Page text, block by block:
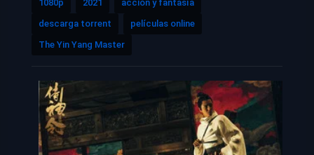
1080p 2021
acción y fantasía
descarga torrent
películas online
The Yin Yang Master